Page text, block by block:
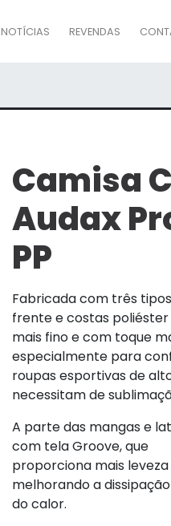
NOTÍCIAS REVENDAS
Camisa
Audax
PP
Fabricada com três
frente e costas poliéster
mais fino e com toque
especialmente para
roupas esportivas de
necessitam de
A parte das mangas e
com tela Groove, que
proporciona mais
melhorando a dissipação
do calor.